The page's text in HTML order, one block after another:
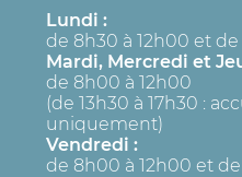
Lundi :
de 8h30 à 12h00 et de
Mardi, Mercredi et
de 8h00 à 12h00
(de 13h30 à 17h30 :
uniquement)
Vendredi :
de 8h00 à 12h00 et de